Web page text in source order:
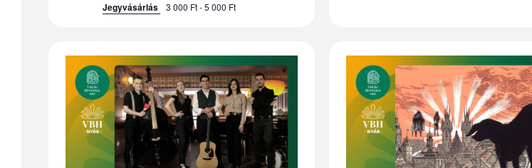
Jegyvásárlás 3 000 Ft - 5 000 Ft